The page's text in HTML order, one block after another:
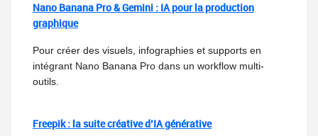
Nano Banana Pro & Gemini : IA pour la production
graphique
Pour créer des visuels, infographies et supports en
intégrant Nano Banana Pro dans un workflow multi-
outils.
Freepik : la suite créative d’IA générative